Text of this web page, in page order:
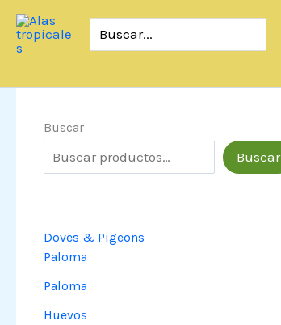
Saltar
contenido
Buscar
Buscar
Doves & Pigeons
Paloma
Paloma
Huevos